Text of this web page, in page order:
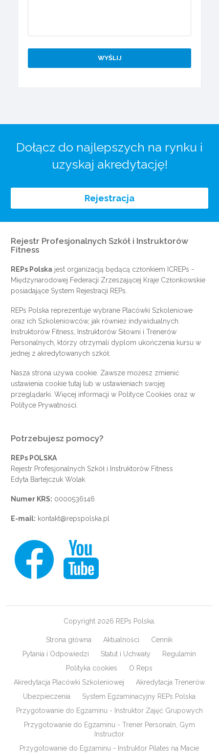
Dołącz do najlepszych na rynku i
uzyskaj akredytację!
Rejestracja
Rejestr Profesjonalnych Szkół i Instruktorów
Fitness
REPs Polska jest organizacją będącą członkiem ICREPs -
Międzynarodowej Federacji Zrzeszającej Kraje Członkowskie
posiadające System Rejestracji REPs.
REPs Polska reprezentuje wybrane Placówki Szkoleniowe
oraz ich Szkoleniowców, jak również indywidualnych
Instruktorów Fitness, Instruktorów Siłowni i Trenerów
Personalnych, którzy otrzymali dyplom ukończenia kursu w
jednej z akredytowanych szkół.
Nasza strona używa cookie. Zawsze możesz zmienić
ustawienia cookietutaj lub w ustawieniach swojej
przeglądarki. Więcej informacji w Polityce Cookies oraz w
Polityce Prywatności
Potrzebujesz pomocy?
REPs POLSKA
Rejestr Profesjonalnych Szkół i Instruktorów Fitness
Edyta Bartejczuk Wolak
Numer KRS: 0000536146
E-mail: kontakt@repspolska.pl
Copyright 2026 REPs Polska.
Strona główna Aktualności
Cennik
Pytania i Odpowiedzi
Statut i Uchwały
Regulamin
Polityka cookies
O Reps
Akredytacja Placówki Szkoleniowej
Akredytacja Trenerów
Ubezpieczenia
System Egzaminacyjny REPs Polska
Przygotowanie do Egzaminu - Instruktor Zajęć Grupowych
Przygotowanie do Egzaminu - Trener Personaln, Gym
Instructor
Przygotowanie do Egzaminu - Instruktor Pilates na Macie